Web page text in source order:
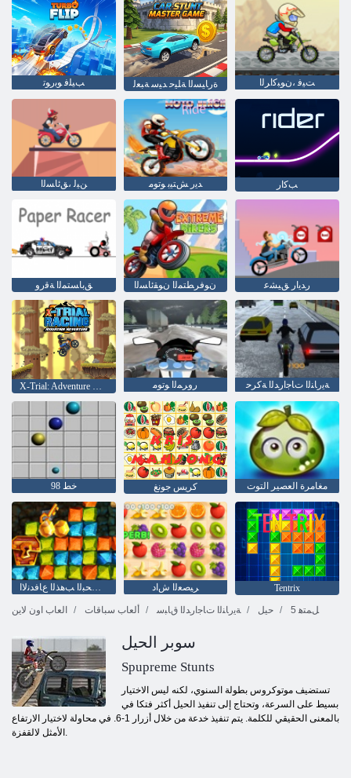
ﺐﻴﻠﻓ ﻮﺑﺭﻮﺗ ﺓﺭﺎﻴﺴﻟﺍ ﺔﻠﻴﺣ ﺪﻴﺳ ﺔﺒﻌﻟ ﺖﻴﻓ ،ﻥﻮﺒﻛﺍﺮﻟﺍ
ﻦﻴﻟ ،ﻖﺋﺎﺴﻟﺍ ﺪﻳﺭ ﺶﺘﻴﺑ ﻮﺗﻮﻣ ﺐﻛﺍﺭ
ﻖﺑﺎﺴﺘﻤﻟﺍ ﺔﻗﺭﻭ ﻥﻮﻓﺮﻄﺘﻤﻟﺍ ﻥﻮﻘﺋﺎﺴﻟﺍ ﺭﺪﻳﺍﺭ ﻖﻴﺸﻋ
ﺭﻭﺮﻤﻟﺍ ﻮﺗﻮﻣ ﺔﻳﺭﺎﻨﻟﺍ ﺕﺎﺟﺍﺭﺪﻟﺍ ﺔﻛﺮﺣ
خط 98 كريس جونغ مغامرة العصير التوت
ﺰﻨﻜﻟﺍ ﻦﻋ ﺚﺤﺒﻟﺍ ﺐﻫﺬﻟﺍ ﻉﺎﻓﺪﻧﻻ ﺍ ﺮﻴﺼﻌﻟﺍ ﺵﺍﺩ
Tentrix
العاب اون لاين
ألعاب سباقات ﺔﻳﺭﺎﻨﻟﺍ ﺕﺎﺟﺍﺭﺪﻟﺍ ﻕﺎﺒﺳ حيل 5 ﻞﻤﺘﻫ
سوبر الحيل
Spupreme Stunts
تستضيف موتوكروس بطولة السنوي، لكنه ليس الاختيار
بسيط على السرعة، وتحتاج إلى تنفيذ الحيل أكثر فتكا في
بالمعنى الحقيقي للكلمة. يتم تنفيذ خدعة من خلال أزرار 1-6. في محاولة لاختيار الارتفاع
الأمثل لالقفزة.